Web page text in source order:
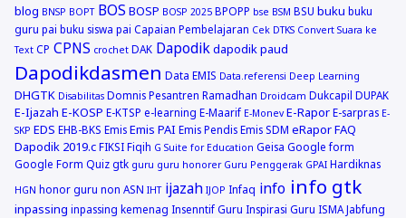
blog BNSP BOPT BOS BOSP BOSP 2025 BPOPP bse BSM BSU buku buku
guru pai buku siswa pai Capaian Pembelajaran Cek DTKS Convert Suara ke
Text CP CPNS crochet DAK Dapodikdapodik paud
Dapodikdasmen Data EMIS Data.referensi Deep Learning
DHGTK Disabilitas Domnis Pesantren Ramadhan Droidcam Dukcapil DUPAK
E-Ijazah E-KOSP E-KTSP e-learning E-Maarif E-Monev E-Rapor E-sarpras E-
SKP EDS EHB-BKS Emis Emis PAI Emis Pendis Emis SDM eRaporFAQ
Dapodik 2019.c FIKSI Fiqih G Suite for Education Geisa Google form
Google Form Quiz gtk guru guru honorer Guru Penggerak GPAI Hardiknas
HGN honor guru non ASN IHT ijazah IJOP Infaq info info gtk
inpassing inpassing kemenag Insenntif Guru Inspirasi Guru ISMA Jabfung